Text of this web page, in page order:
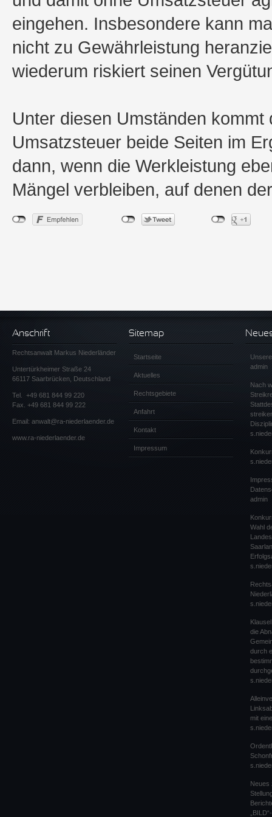
eingehen. Insbesondere kann
nicht zu Gewährleistung
wiederum riskiert seinen
Unter diesen Umständen kommt
Umsatzsteuer beide Seiten im
dann, wenn die Werkleistung
Mängel verbleiben, auf denen
Anschrift
Rechtsanwalt Markus Niederländer
Untertürkheimer Straße 24
66117 Saarbrücken, Deutschland
Tel. +49 681 844 99 220
Fax. +49 681 844 99 222
Email: anwalt@ra-niederlaender.de
www.ra-niederlaender.de
Sitemap
Startseite
Aktuelles
Rechtsgebiete
Anfahrt
Kontakt
Impressum
admin
Nach
admin
Wahl
die
durch
mit
Neues